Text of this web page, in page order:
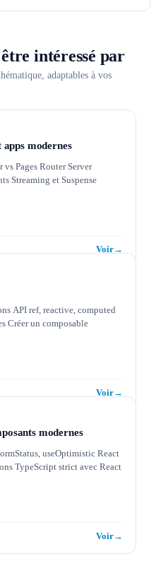
intéressé par
adaptables à vos
modernes
Pages Router Server
Streaming et Suspense
Voir→
API ref, reactive, computed
Créer un composable
Voir→
modernes
useOptimistic React
TypeScript strict avec React
Voir→